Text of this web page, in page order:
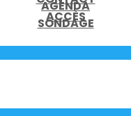
AGENDA
SONDAGE
ACCÈS